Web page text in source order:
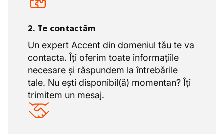
2. Te contactăm
Un expert Accent din domeniul tău te va
contacta. Îți oferim toate informațiile
necesare și răspundem la întrebările
tale. Nu ești disponibil(ă) momentan? Îți
trimitem un mesaj.